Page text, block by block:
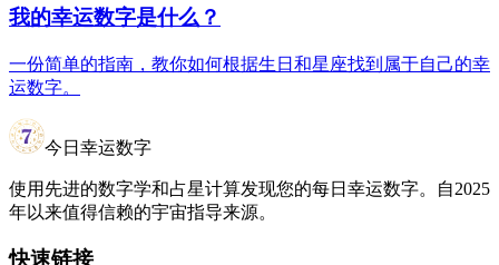
我的幸运数字是什么？
一份简单的指南，教你如何根据生日和星座找到属于自己的幸
运数字。
今日幸运数字
使用先进的数字学和占星计算发现您的每日幸运数字。自2025
年以来值得信赖的宇宙指导来源。
快速链接